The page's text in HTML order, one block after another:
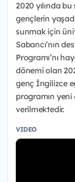
2020 yılında
gençlerin
sunmak için
Sabancı’nın
Programı’nı
dönemi olan
genç İngilizce
programın
verilmektedir.
VIDEO